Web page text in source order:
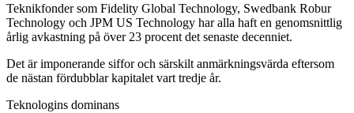
Teknikfonder som Fidelity Global Technology, Swedbank Robur
Technology och JPM US Technology har alla haft en genomsnittlig
årlig avkastning på över 23 procent det senaste decenniet.
Det är imponerande siffor och särskilt anmärkningsvärda eftersom
de nästan fördubblar kapitalet vart tredje år.
Teknologins dominans